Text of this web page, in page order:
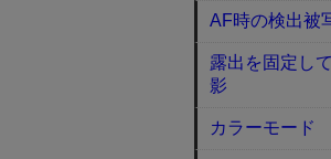
AF時の検出被
露出を固定し
影
カラーモード